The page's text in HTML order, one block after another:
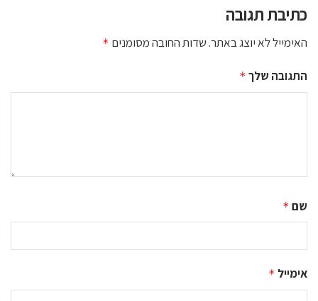
כתיבת תגובה
האימייל לא יוצג באתר.שדות החובה מסומנים *
התגובה שלך *
שם *
אימייל *